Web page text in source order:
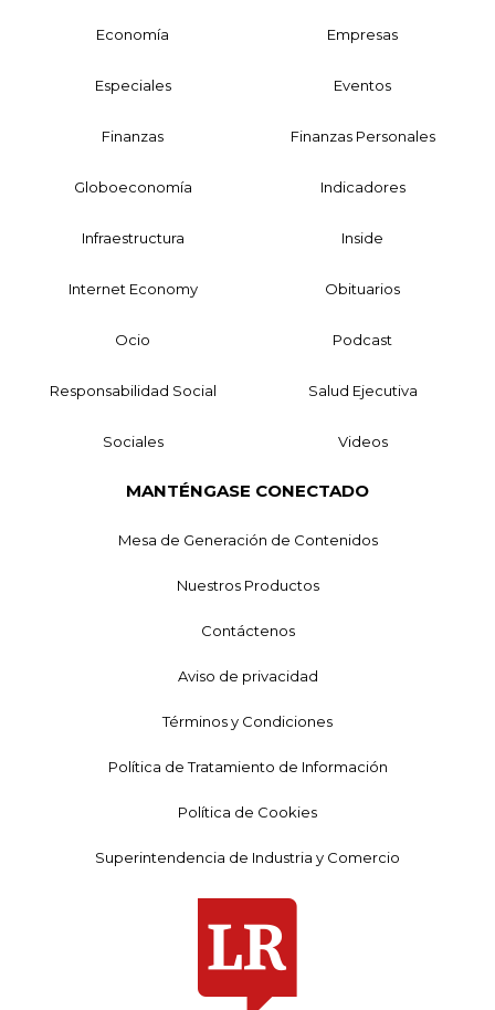
Economía Empresas
Especiales Eventos
Finanzas Finanzas Personales
Globoeconomía Indicadores
Infraestructura Inside
Internet Economy Obituarios
Ocio Podcast
Responsabilidad Social Salud Ejecutiva
Sociales Videos
MANTÉNGASE CONECTADO
Mesa de Generación de Contenidos
Nuestros Productos
Contáctenos
Aviso de privacidad
Términos y Condiciones
Política de Tratamiento de Información
Política de Cookies
Superintendencia de Industria y Comercio